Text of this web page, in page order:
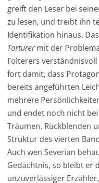
greift den Leser bei
zu lesen, und treibt ihn
Identifikation hinaus.
Torturermit der
Folterers
fort damit, dass
bereits angeführten
mehrere
und endet noch nicht
Träumen, Rückblenden
Struktur des vierten
Auch wen Severian
Gedächtnis, so bleibt er
unzuverlässiger